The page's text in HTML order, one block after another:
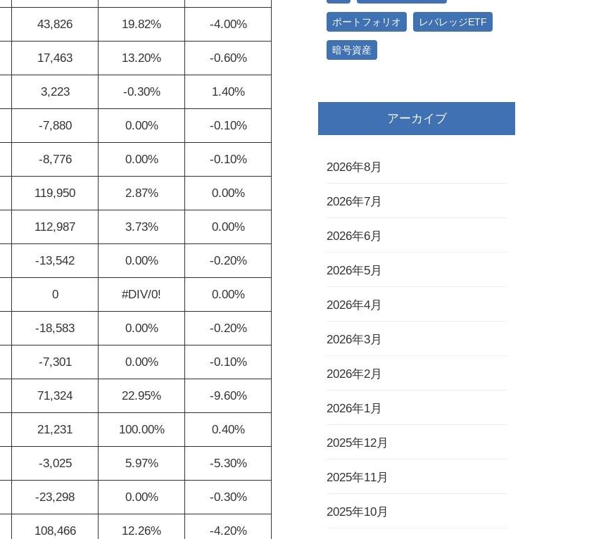
43,826 19.82% -4.00%
17,463 13.20% -0.60%
3,223 -0.30% 1.40%
-7,880 0.00% -0.10%
-8,776 0.00% -0.10%
119,950 2.87% 0.00%
112,987 3.73% 0.00%
-13,542 0.00% -0.20%
0 #DIV/0! 0.00%
-18,583 0.00% -0.20%
-7,301 0.00% -0.10%
71,324 22.95% -9.60%
21,231 100.00% 0.40%
-3,025 5.97% -5.30%
-23,298 0.00% -0.30%
108,466 12.26% -4.20%
ポートフォリオ レバレッジETF
暗号資産
アーカイブ
2026年8月
2026年7月
2026年6月
2026年5月
2026年4月
2026年3月
2026年2月
2026年1月
2025年12月
2025年11月
2025年10月